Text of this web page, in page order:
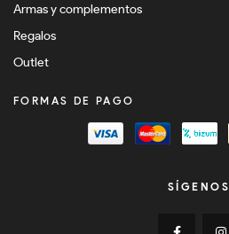
Armas y complementos
Regalos
Outlet
FORMAS DE PAGO
SÍGENOS